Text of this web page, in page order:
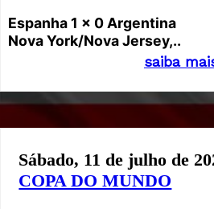
Espanha 1 x 0 Argentina
Nova York/Nova Jersey,..
saiba
Sábado, 11 de julho de
COPA DO MUNDO